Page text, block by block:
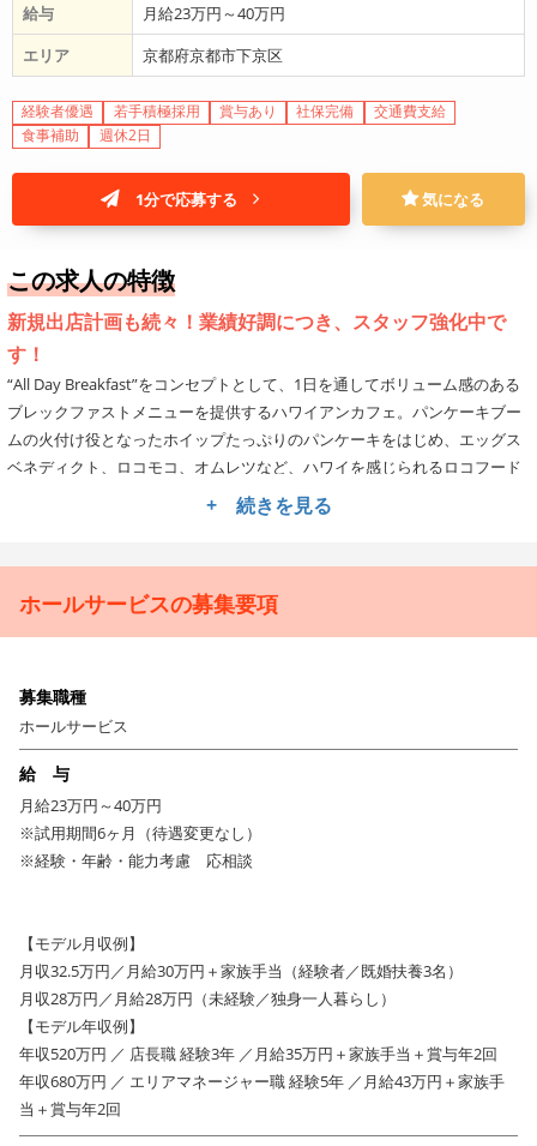
給与
月給23万円～40万円
エリア
京都府京都市下京区
経験者優遇 若手積極採用 賞与あり 社保完備
交通費支給
食事補助
週休2日
1分で応募する 気になる
この求人の特徴
新規出店計画も続々！業績好調につき、スタッフ強化中で
す！
“All Day Breakfast”をコンセプトとして、1日を通してボリューム感のある
ブレックファストメニューを提供するハワイアンカフェ。パンケーキブー
ムの火付け役となったホイップたっぷりのパンケーキをはじめ、エッグス
ベネディクト、ロコモコ、オムレツなど、ハワイを感じられるロコフード
を提供します。新メニュー開発も毎日行っており、もちろん全て手作り。
業績は右肩上がりで、毎年5店舗以上の出店を計画しています。すでに全国
マニュアル完備で調理未経験でも安心！カジュアルでフレン
す。ハワイの雰囲気そのままに、堅苦しさとは無縁の接客スタイル。自宅
に友達を招いたときのようなフレンドリーさと明るい笑顔でお客様をお迎
えしてください！キッチンは調理未経験でも1～2カ月程ですべてのメニュ
きたら、食材の発注やスタッフへの指導・育成などのマネジメント業務に
携わっていただきます。ご自身が現場に立ち、スタッフのモチベーション
を維持する広い視野をもって業務に取り組んでいただきたいと考えていま
職の道など、選択肢は多数用意されているので、是非活躍のフィールドを
広げていってください。
充実の休日制度・福利厚生で長く働き続けられる環境＆家族
のように仲の良い社風が自慢！
EGGS 'N THINGS JAPAN株式会社では、仲間のことを"オハナ”と呼びま
す。"オハナ”とはハワイ語で"家族”という意味。仲の良い家族のように愛情
+ 続きを見る
ホールサービスの募集要項
募集職種
ホールサービス
給 与
月給23万円～40万円
※試用期間6ヶ月（待遇変更なし）
※経験・年齢・能力考慮 応相談
【モデル月収例】
月収32.5万円／月給30万円＋家族手当（経験者／既婚扶養3名）
月収28万円／月給28万円（未経験／独身一人暮らし）
【モデル年収例】
年収520万円 ／ 店長職 経験3年 ／月給35万円＋家族手当＋賞与年2回
年収680万円 ／ エリアマネージャー職 経験5年 ／月給43万円＋家族手
当＋賞与年2回